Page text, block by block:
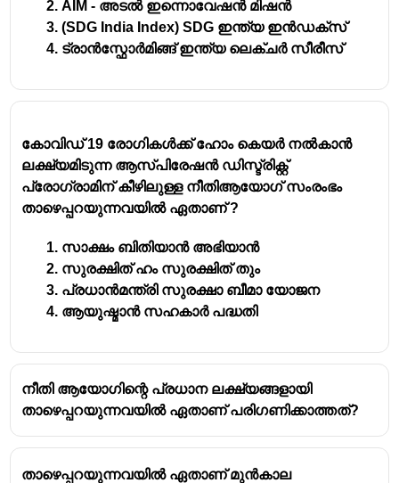
AIM - അടൽ ഇന്നൊവേഷൻ മിഷൻ
(SDG India Index) SDG ഇന്ത്യ ഇൻഡക്സ്
ട്രാൻസ്ഫോർമിങ്ങ് ഇന്ത്യ ലെക്‌ചർ സീരീസ്
കോവിഡ് 19 രോഗികൾക്ക് ഹോം കെയർ നൽകാൻ
ലക്ഷ്യമിടുന്ന ആസ്പിരേഷൻ ഡിസ്ട്രിക്റ്റ്
പ്രോഗ്രാമിന് കീഴിലുള്ള നീതിആയോഗ് സംരംഭം
താഴെപ്പറയുന്നവയിൽ ഏതാണ് ?
സാക്ഷം ബിതിയാൻ അഭിയാൻ
സുരക്ഷിത് ഹം സുരക്ഷിത് തും
പ്രധാൻമന്ത്രി സുരക്ഷാ ബീമാ യോജന
ആയുഷ്മാൻ സഹകാർ പദ്ധതി
നീതി ആയോഗിന്റെ പ്രധാന ലക്ഷ്യങ്ങളായി
താഴെപ്പറയുന്നവയിൽ ഏതാണ് പരിഗണിക്കാത്തത്?
താഴെപ്പറയുന്നവയിൽ ഏതാണ് മുൻകാല